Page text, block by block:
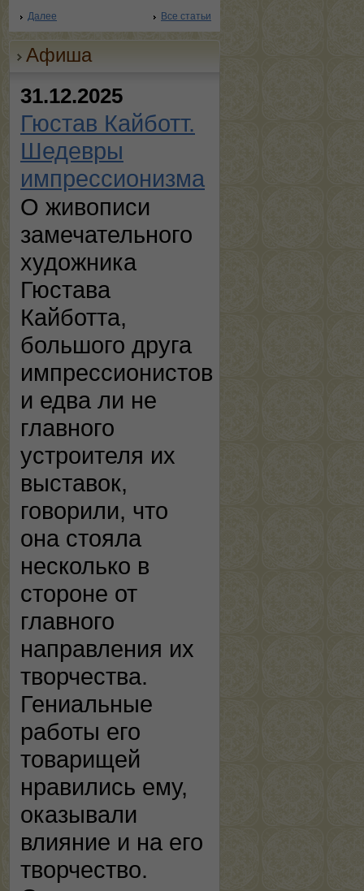
Далее Все статьи
Афиша
31.12.2025
Гюстав Кайботт.
Шедевры
импрессионизма
О живописи
замечательного
художника
Гюстава
Кайботта,
большого друга
импрессионистов
и едва ли не
главного
устроителя их
выставок,
говорили, что
она стояла
несколько в
стороне от
главного
направления их
творчества.
Гениальные
работы его
товарищей
нравились ему,
оказывали
влияние и на его
творчество.